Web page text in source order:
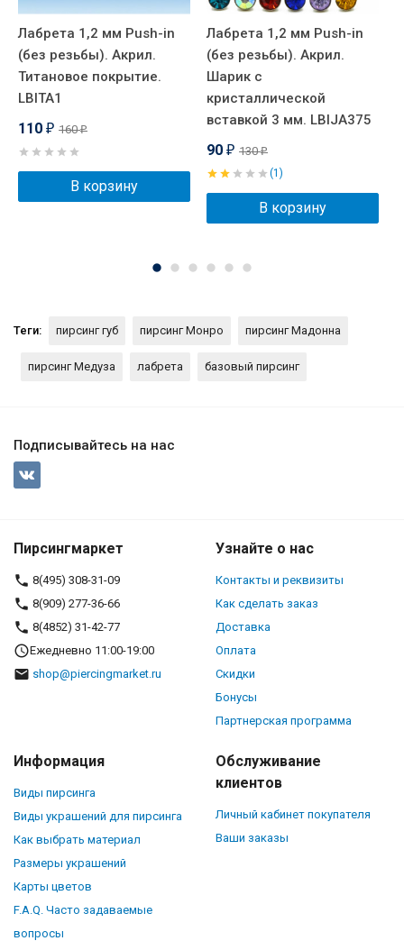
Лабрета 1,2 мм Push-in
(без резьбы). Акрил.
Титановое покрытие.
LBITA1
110 ₽ 160₽
В корзину
Лабрета 1,2 мм Push-in
(без резьбы). Акрил.
Шарик с
кристаллической
вставкой 3 мм. LBIJA375
90 ₽ 130₽
(1)
В корзину
Теги: пирсинг губ пирсинг Монро пирсинг Мадонна
пирсинг Медуза лабрета базовый пирсинг
Подписывайтесь на нас
Пирсингмаркет
8(495) 308-31-09
8(909) 277-36-66
8(4852) 31-42-77
Ежедневно 11:00-19:00
shop@piercingmarket.ru
Узнайте о нас
Контакты и реквизиты
Как сделать заказ
Доставка
Оплата
Скидки
Бонусы
Партнерская программа
Информация
Виды пирсинга
Виды украшений для пирсинга
Как выбрать материал
Размеры украшений
Карты цветов
F.A.Q. Часто задаваемые
вопросы
Обслуживание
клиентов
Личный кабинет покупателя
Ваши заказы